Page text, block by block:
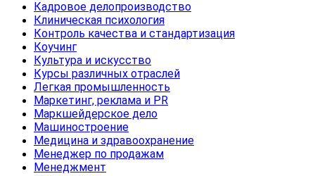
Кадровое делопроизводство
Клиническая психология
Контроль качества и стандартизация
Коучинг
Культура и искусство
Курсы различных отраслей
Легкая промышленность
Маркетинг, реклама и PR
Маркшейдерское дело
Машиностроение
Медицина и здравоохранение
Менеджер по продажам
Менеджмент